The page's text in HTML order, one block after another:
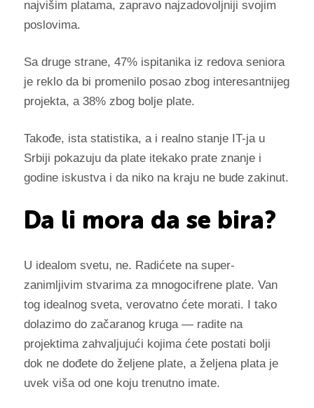
najvišim platama, zapravo najzadovoljniji svojim
poslovima.
Sa druge strane, 47% ispitanika iz redova seniora
je reklo da bi promenilo posao zbog interesantnijeg
projekta, a 38% zbog bolje plate.
Takođe, ista statistika, a i realno stanje IT-ja u
Srbiji pokazuju da plate itekako prate znanje i
godine iskustva i da niko na kraju ne bude zakinut.
Da li mora da se bira?
U idealom svetu, ne. Radićete na super-
zanimljivim stvarima za mnogocifrene plate. Van
tog idealnog sveta, verovatno ćete morati. I tako
dolazimo do začaranog kruga — radite na
projektima zahvaljujući kojima ćete postati bolji
dok ne dođete do željene plate, a željena plata je
uvek viša od one koju trenutno imate.